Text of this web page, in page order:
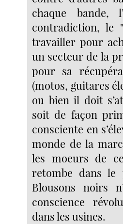
chaque bande,
contradiction, le
travailler pour
un secteur de la
pour sa
(motos, guitares
ou bien il doit
soit de façon
consciente en
monde de la
les moeurs de
retombe dans le
Blousons noirs
conscience
dans les usines.